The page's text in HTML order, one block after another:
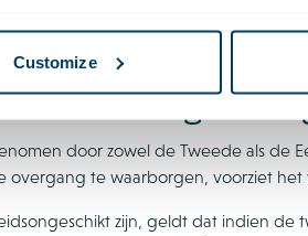
Customize
onder toekenning van de
invloed zal hebben op de invulling en
door zowel de Tweede als de
te waarborgen, voorziet
zijn, geldt dat indien de